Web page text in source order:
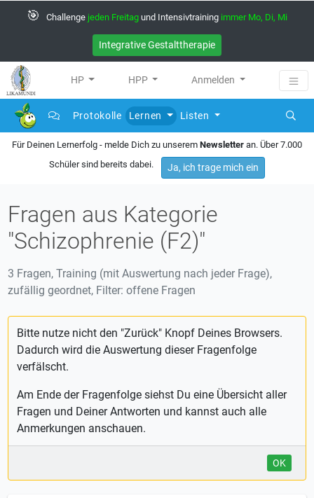
🎯 Challenge jeden Freitag und Intensivtraining immer Mo, Di, Mi
Integrative Gestalttherapie
HP HPP Anmelden
Protokolle Lernen Listen
Für Deinen Lernerfolg - melde Dich zu unserem Newsletter an. Über 7.000
Schüler sind bereits dabei.
Ja, ich trage mich ein
Fragen aus Kategorie
"Schizophrenie (F2)"
3 Fragen, Training (mit Auswertung nach jeder Frage),
zufällig geordnet, Filter: offene Fragen
Bitte nutze nicht den "Zurück" Knopf Deines Browsers.
Dadurch wird die Auswertung dieser Fragenfolge
verfälscht.
Am Ende der Fragenfolge siehst Du eine Übersicht aller
Fragen und Deiner Antworten und kannst auch alle
Anmerkungen anschauen.
OK